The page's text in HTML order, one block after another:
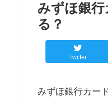
みずほ銀
る？
Twitter
みずほ銀行カー